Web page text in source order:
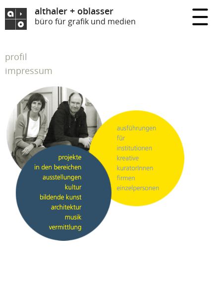
althaler + oblasser
büro für grafik und medien
profil
impressum